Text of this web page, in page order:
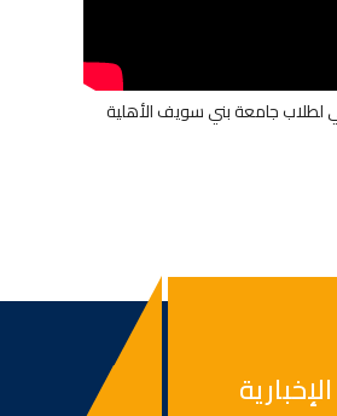
لطلاب جامعة بني سويف الأهلية